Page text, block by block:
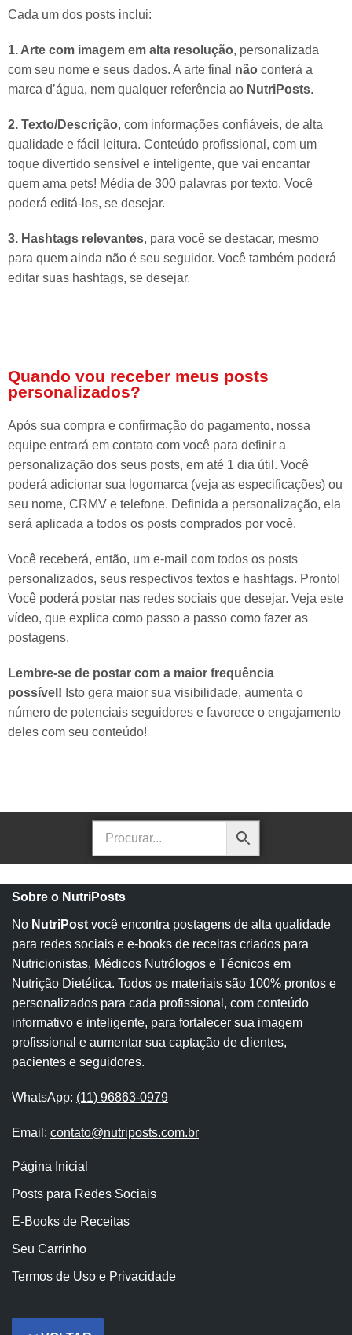
Cada um dos posts inclui:
1. Arte com imagem em alta resolução, personalizada
com seu nome e seus dados. A arte final não conterá a
marca d’água, nem qualquer referência ao NutriPosts.
2. Texto/Descrição, com informações confiáveis, de alta
qualidade e fácil leitura. Conteúdo profissional, com um
toque divertido sensível e inteligente, que vai encantar
quem ama pets! Média de 300 palavras por texto. Você
poderá editá-los, se desejar.
3. Hashtags relevantes, para você se destacar, mesmo
para quem ainda não é seu seguidor. Você também poderá
editar suas hashtags, se desejar.
Quando vou receber meus posts
personalizados?
Após sua compra e confirmação do pagamento, nossa
equipe entrará em contato com você para definir a
personalização dos seus posts, em até 1 dia útil. Você
poderá adicionar sua logomarca (veja as especificações) ou
seu nome, CRMV e telefone. Definida a personalização, ela
será aplicada a todos os posts comprados por você.
Você receberá, então, um e-mail com todos os posts
personalizados, seus respectivos textos e hashtags. Pronto!
Você poderá postar nas redes sociais que desejar. Veja este
vídeo, que explica como passo a passo como fazer as
postagens.
Lembre-se de postar com a maior frequência
possível! Isto gera maior sua visibilidade, aumenta o
número de potenciais seguidores e favorece o engajamento
deles com seu conteúdo!
Sobre o NutriPosts
No NutriPost você encontra postagens de alta qualidade
para redes sociais e e-books de receitas criados para
Nutricionistas, Médicos Nutrólogos e Técnicos em
Nutrição Dietética. Todos os materiais são 100% prontos e
personalizados para cada profissional, com conteúdo
informativo e inteligente, para fortalecer sua imagem
profissional e aumentar sua captação de clientes,
pacientes e seguidores.
WhatsApp: (11) 96863-0979
Email: contato@nutriposts.com.br
Página Inicial
Posts para Redes Sociais
E-Books de Receitas
Seu Carrinho
Termos de Uso e Privacidade